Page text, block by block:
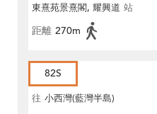
東熹苑景熹閣, 耀興道 站
距離 270m
82S
往 小西灣(藍灣半島)